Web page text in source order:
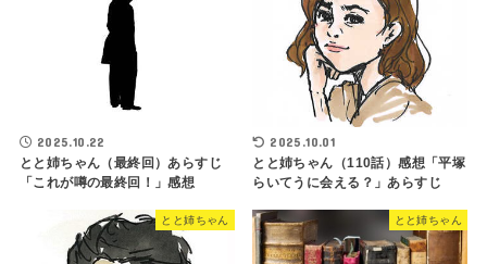
2025.10.22
とと姉ちゃん（最終回）あらすじ
「これが噂の最終回！」感想
2025.10.01
とと姉ちゃん（110話）感想「平塚
らいてうに会える？」あらすじ
とと姉ちゃん とと姉ちゃん